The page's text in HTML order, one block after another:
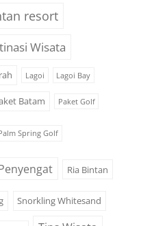
resort
Wisata
Lagoi Lagoi Bay
Batam Paket Golf
Spring Golf
Ria Bintan
Snorkling Whitesand